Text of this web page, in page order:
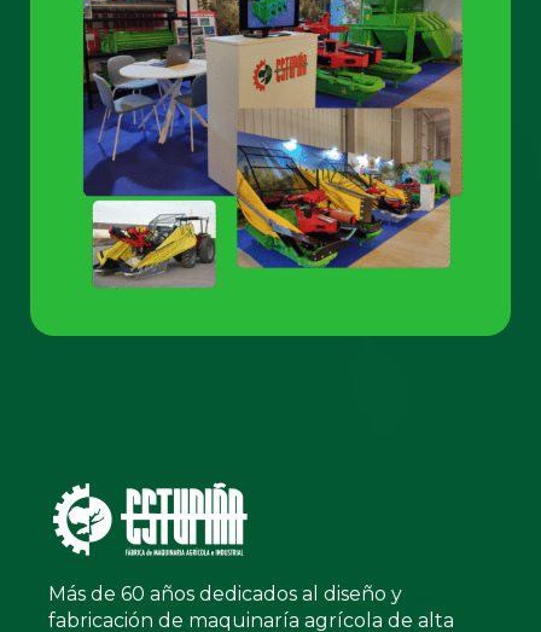
Más de 60 años dedicados al diseño y
fabricación de maquinaría agrícola de alta